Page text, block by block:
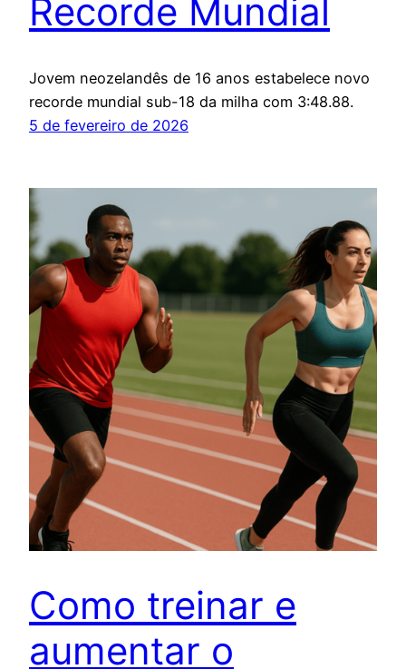
Recorde Mundial
Jovem neozelandês de 16 anos estabelece novo
recorde mundial sub-18 da milha com 3:48.88.
5 de fevereiro de 2026
Como treinar e
aumentar o